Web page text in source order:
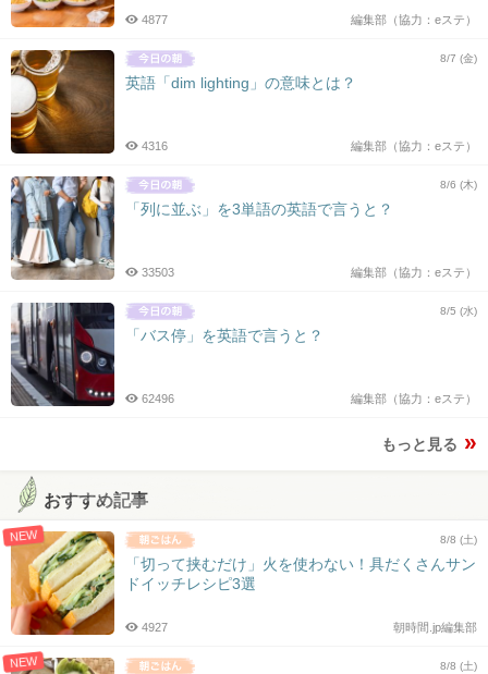
編集部（協力：eステ）
4877
8/7 (金)
英語「dim lighting」の意味とは？
編集部（協力：eステ）
4316
8/6 (木)
「列に並ぶ」を3単語の英語で言うと？
編集部（協力：eステ）
33503
8/5 (水)
「バス停」を英語で言うと？
編集部（協力：eステ）
62496
もっと見る
おすすめ記事
NEW 8/8 (土)
「切って挟むだけ」火を使わない！具だくさんサン
ドイッチレシピ3選
朝時間.jp編集部
4927
NEW 8/8 (土)